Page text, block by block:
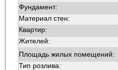
Фундамент:
Материал стен:
Квартир:
Жителей:
Площадь жилых помещений:
Тип розлива: